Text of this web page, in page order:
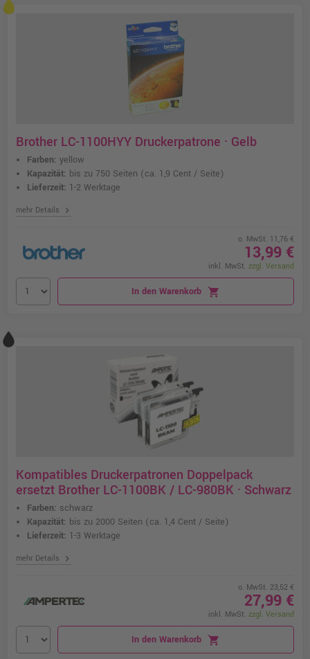
Brother LC-1100HYY Druckerpatrone · Gelb
Farben: yellow
Kapazität: bis zu 750 Seiten (ca. 1,9 Cent / Seite)
Lieferzeit: 1-2 Werktage
mehr Details chevron_right
o. MwSt. 11,76 €
13,99 €
inkl. MwSt. zzgl. Versand
In den Warenkorb shopping_cart
Kompatibles Druckerpatronen Doppelpack
ersetzt Brother LC-1100BK / LC-980BK · Schwarz
Farben: schwarz
Kapazität: bis zu 2000 Seiten (ca. 1,4 Cent / Seite)
Lieferzeit: 1-3 Werktage
mehr Details chevron_right
o. MwSt. 23,52 €
27,99 €
inkl. MwSt. zzgl. Versand
In den Warenkorb shopping_cart